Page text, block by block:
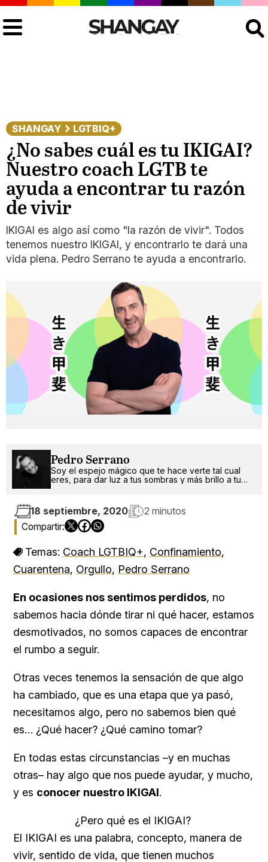
SHANGAY LGTBIQ+
¿No sabes cuál es tu IKIGAI?
Nuestro coach LGTB te
ayuda a encontrar tu razón
de vivir
IKIGAI es algo así como "la razón de vivir". Todos
tenemos nuestro IKIGAI, y encontrarlo te dará una
vida plena. Pedro Serrano te ayuda a encontrarlo.
Pedro Serrano
Soy el espejo mágico que te hace verte tal cual
eres, para dar luz a tus sombras y más brillo a tu
18 septiembre, 2020 2 minutos
Temas: Coach LGTBIQ+, Confinamiento,
Cuarentena, Orgullo, Pedro Serrano
En ocasiones nos sentimos perdidos, no
sabemos hacia dónde tirar ni qué hacer, estamos
desmotivados, no somos capaces de encontrar
el rumbo a seguir.
Otras veces tenemos la sensación de que algo
ha cambiado, que es una etapa que ya pasó,
necesitamos algo, pero no sabemos bien qué
es… ¿Qué hacer? ¿Qué camino tomar?
En todas estas circunstancias –y en muchas
otras– hay algo que nos puede ayudar, y mucho,
y es conocer nuestro IKIGAI.
¿Pero qué es el IKIGAI?
El IKIGAI es una palabra, concepto, manera de
vivir, sentido de vida, que tienen muchos